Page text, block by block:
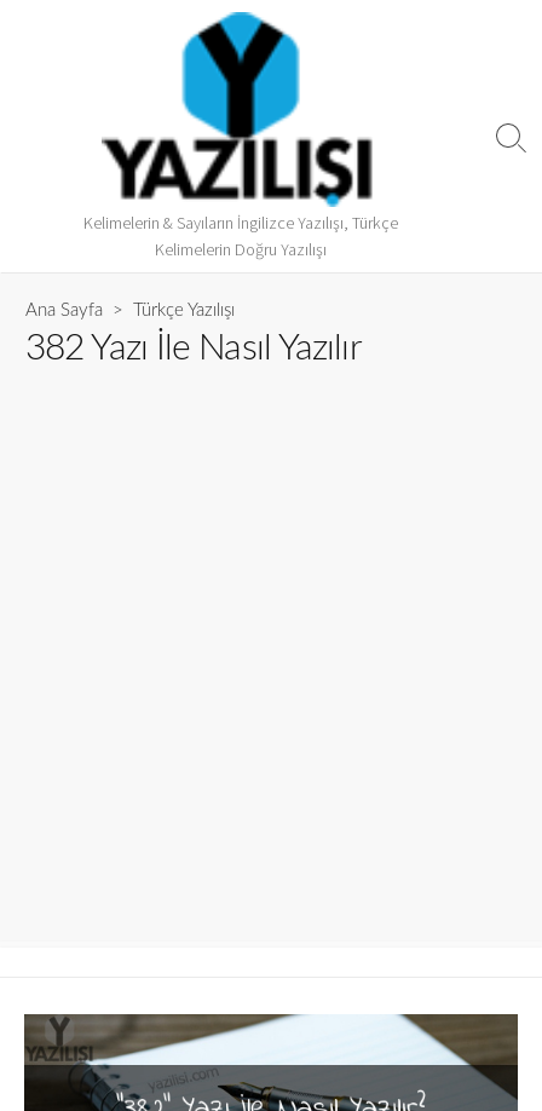
Kelimelerin & Sayıların İngilizce Yazılışı, Türkçe
Kelimelerin Doğru Yazılışı
Ana Sayfa > Türkçe Yazılışı
382 Yazı İle Nasıl Yazılır